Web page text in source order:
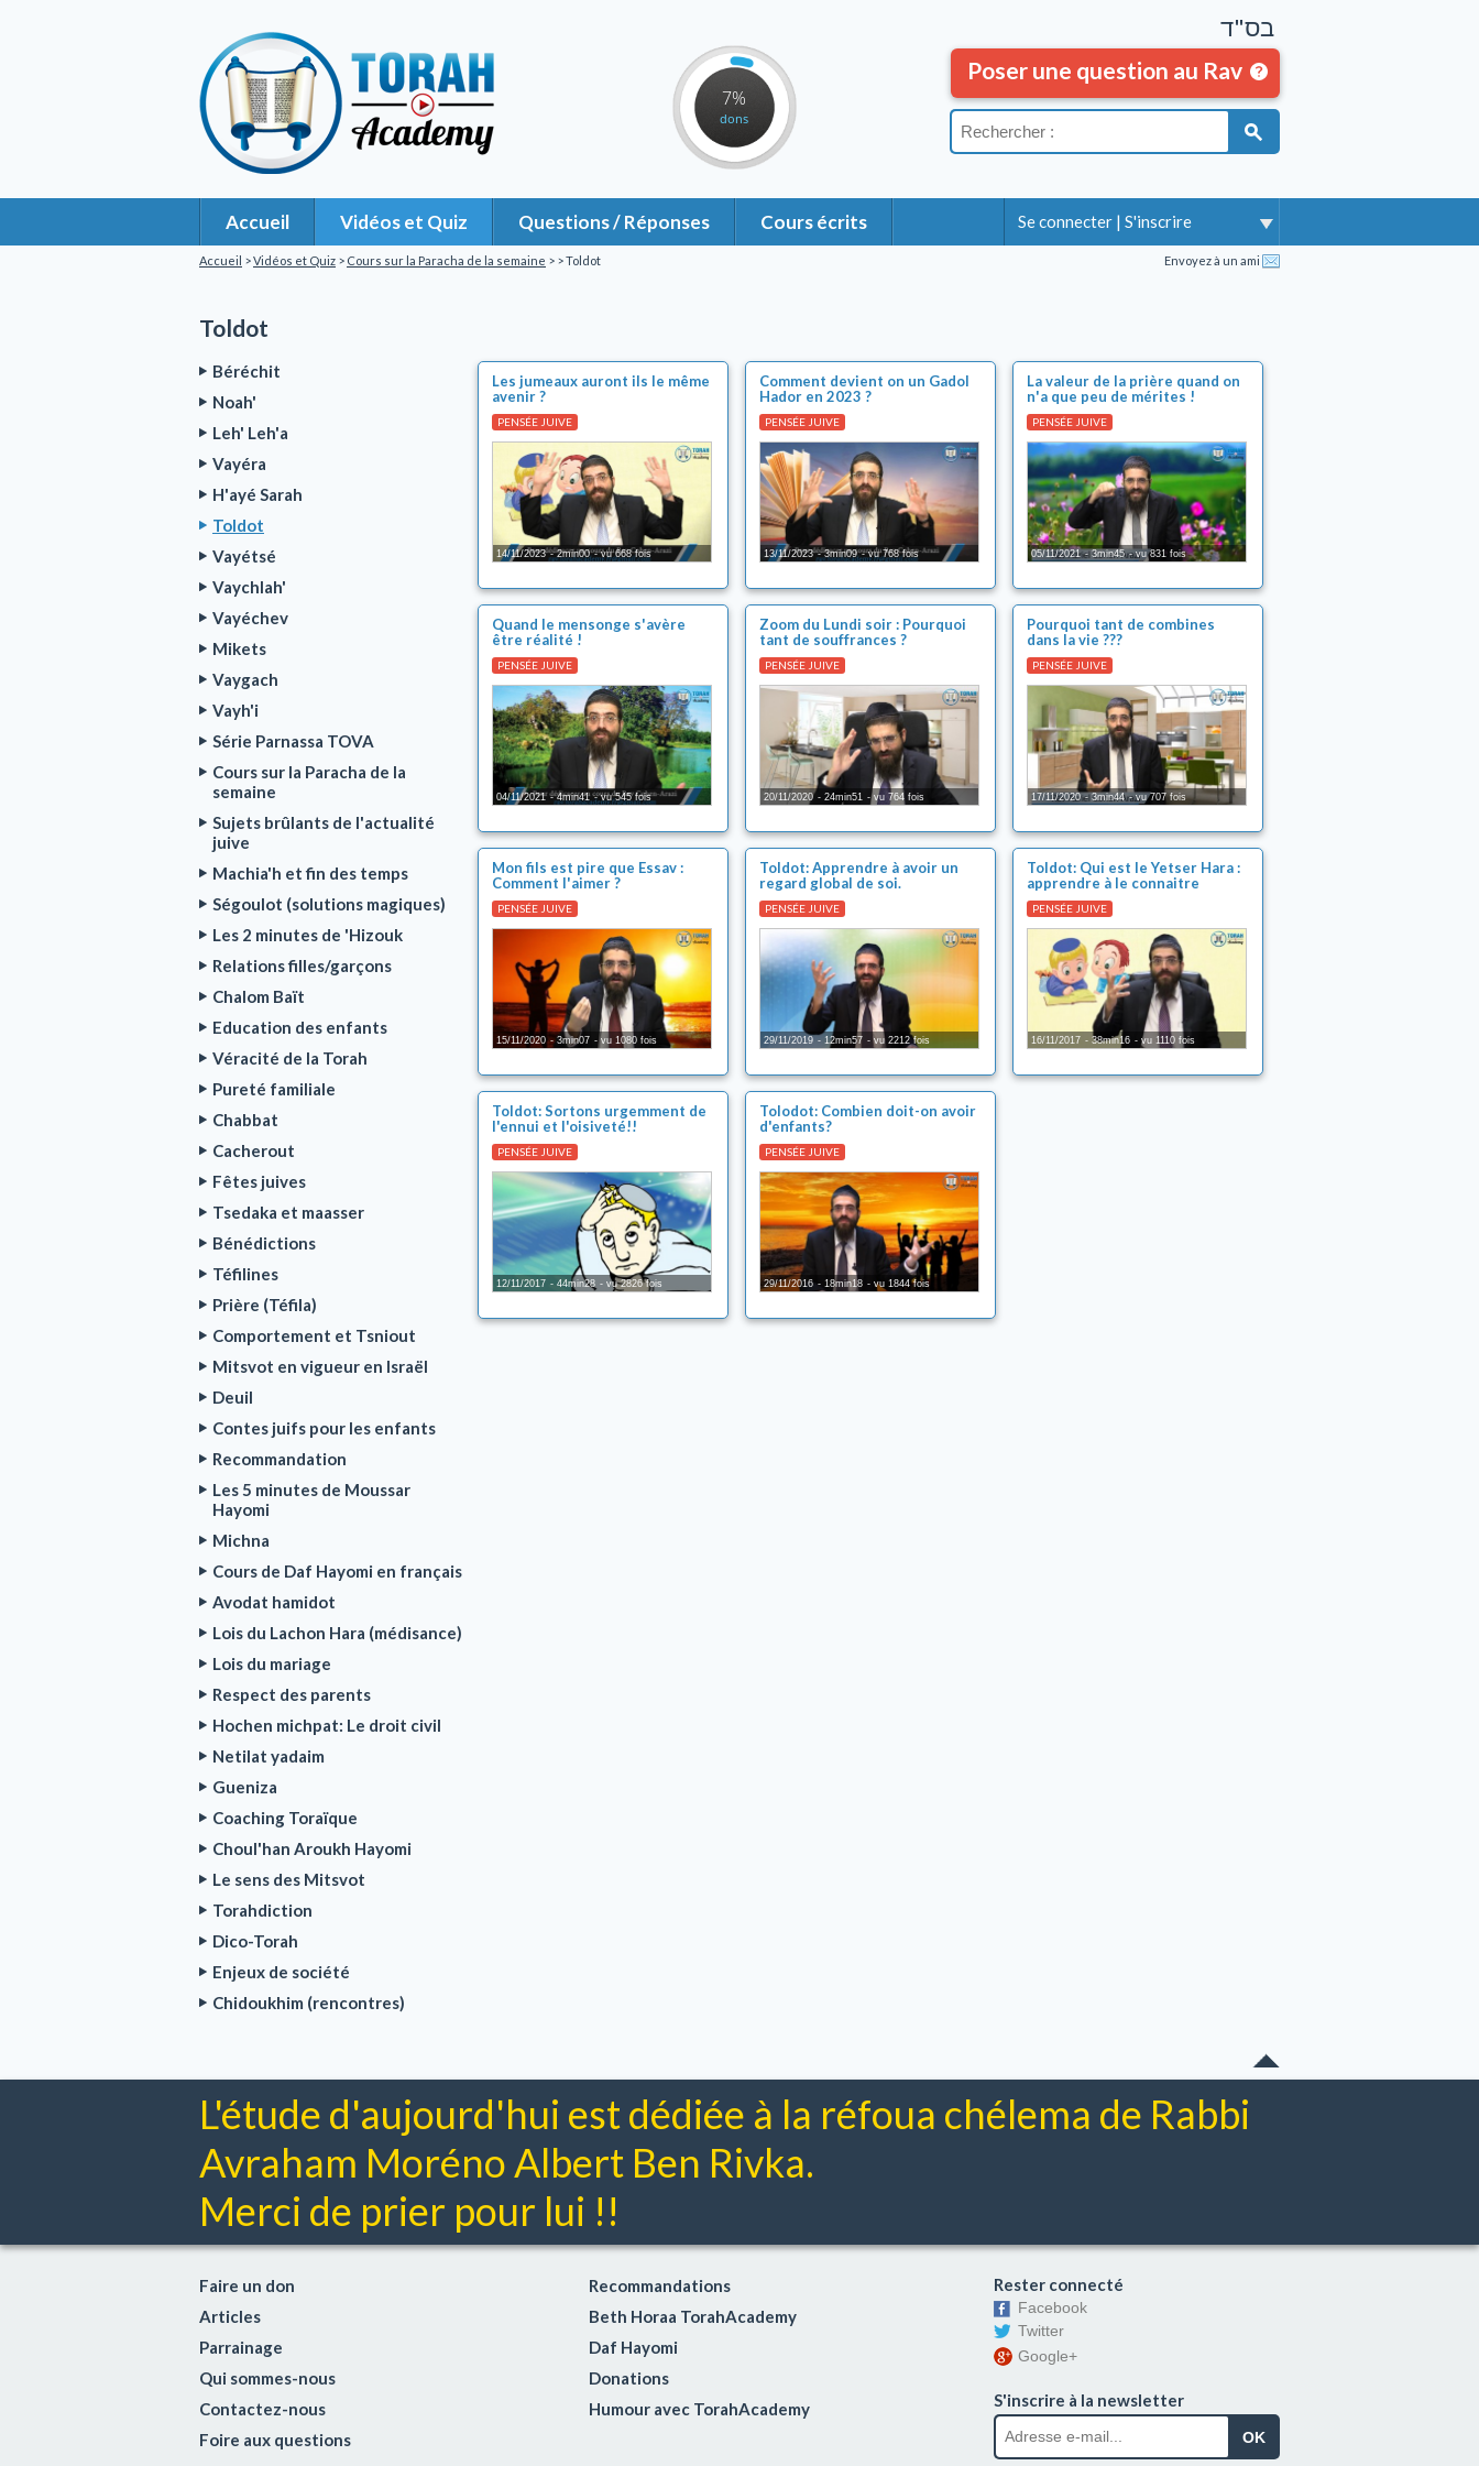
7%
dons
Se connecter | S'inscrire
בס"ד
Poser une question au Rav
Accueil Vidéos et Quiz Questions / Réponses Cours écrits
Accueil >Vidéos et Quiz > Cours sur la Paracha de la semaine > > Toldot Envoyez à un ami
Toldot
Béréchit
Noah'
Leh' Leh'a
Vayéra
H'ayé Sarah
Toldot
Vayétsé
Vaychlah'
Vayéchev
Mikets
Vaygach
Vayh'i
Série Parnassa TOVA
Cours sur la Paracha de la
semaine
Sujets brûlants de l'actualité
juive
Machia'h et fin des temps
Ségoulot (solutions magiques)
Les 2 minutes de 'Hizouk
Relations filles/garçons
Chalom Baït
Education des enfants
Véracité de la Torah
Pureté familiale
Chabbat
Cacherout
Fêtes juives
Tsedaka et maasser
Bénédictions
Téfilines
Prière (Téfila)
Comportement et Tsniout
Mitsvot en vigueur en Israël
Deuil
Contes juifs pour les enfants
Recommandation
Les 5 minutes de Moussar
Hayomi
Michna
Cours de Daf Hayomi en français
Avodat hamidot
Lois du Lachon Hara (médisance)
Lois du mariage
Respect des parents
Hochen michpat: Le droit civil
Netilat yadaim
Gueniza
Coaching Toraïque
Choul'han Aroukh Hayomi
Le sens des Mitsvot
Torahdiction
Dico-Torah
Enjeux de société
Chidoukhim (rencontres)
Les jumeaux auront ils le même
avenir ?
PENSÉE JUIVE
14/11/2023 2min00 vu 668 fois
Comment devient on un Gadol
Hador en 2023 ?
PENSÉE JUIVE
13/11/2023 3min09 vu 768 fois
La valeur de la prière quand on
n'a que peu de mérites !
PENSÉE JUIVE
05/11/2021 3min45 vu 831 fois
Quand le mensonge s'avère
être réalité !
PENSÉE JUIVE
04/11/2021 4min41 vu 545 fois
Zoom du Lundi soir : Pourquoi
tant de souffrances ?
PENSÉE JUIVE
20/11/2020 24min51 vu 764 fois
Pourquoi tant de combines
dans la vie ???
PENSÉE JUIVE
17/11/2020 3min44 vu 707 fois
Mon fils est pire que Essav :
Comment l'aimer ?
PENSÉE JUIVE
15/11/2020 3min07 vu 1080 fois
Toldot: Apprendre à avoir un
regard global de soi.
PENSÉE JUIVE
29/11/2019 12min57 vu 2212 fois
Toldot: Qui est le Yetser Hara :
apprendre à le connaitre
PENSÉE JUIVE
16/11/2017 38min16 vu 1110 fois
Toldot: Sortons urgemment de
l'ennui et l'oisiveté!!
PENSÉE JUIVE
12/11/2017 44min28 vu 2826 fois
Tolodot: Combien doit-on avoir
d'enfants?
PENSÉE JUIVE
29/11/2016 18min18 vu 1844 fois
L'étude d'aujourd'hui est dédiée à la réfoua chélema de Rabbi
Avraham Moréno Albert Ben Rivka.
Merci de prier pour lui !!
Faire un don
Articles
Parrainage
Qui sommes-nous
Contactez-nous
Foire aux questions
Recommandations
Beth Horaa TorahAcademy
Daf Hayomi
Donations
Humour avec TorahAcademy
Rester connecté
Facebook
Twitter
Google+
S'inscrire à la newsletter